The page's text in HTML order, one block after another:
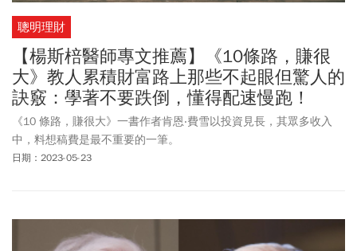
聰明理財
【楊斯棓醫師專文推薦】《10條路，賺很
大》教人累積財富路上那些不起眼但驚人的
訣竅：學著不要跌倒，懂得配速慢跑！
《10 條路，賺很大》一書作者肯恩‧費雪以投資見長，其眾多收入
中，料想稿費是最不重要的一筆。
日期：2023-05-23